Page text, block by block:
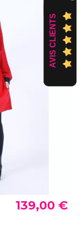
139,00 €
AVIS CLIENTS